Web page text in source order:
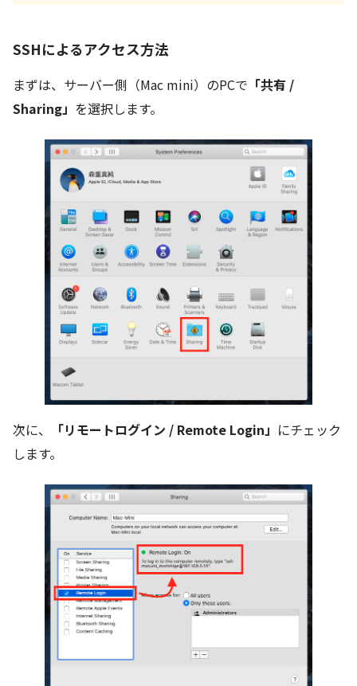
SSHによるアクセス方法
まずは、サーバー側（Mac mini）のPCで 「共有 /
Sharing」 を選択します。
次に、 「リモートログイン / Remote Login」 にチェック
します。